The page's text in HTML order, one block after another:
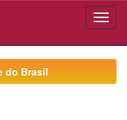
do Brasil